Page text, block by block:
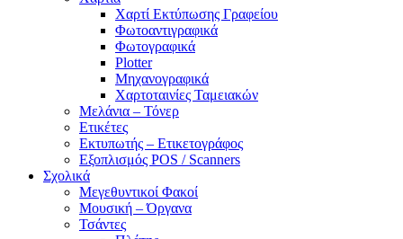
Χαρτί Εκτύπωσης Γραφείου
Φωτοαντιγραφικά
Φωτογραφικά
Plotter
Μηχανογραφικά
Χαρτοταινίες Ταμειακών
Μελάνια – Τόνερ
Ετικέτες
Εκτυπωτής – Ετικετογράφος
Εξοπλισμός POS / Scanners
Σχολικά
Μεγεθυντικοί Φακοί
Μουσική – Όργανα
Τσάντες